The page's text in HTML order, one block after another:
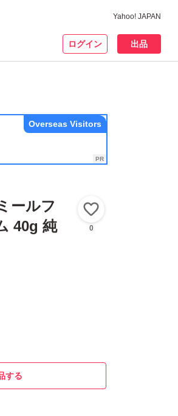
Yahoo! JAPAN
ログイン 出品
Overseas Visitors
ールフ
40g 純
0
する